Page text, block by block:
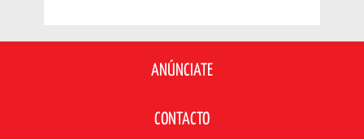
ANÚNCIATE
CONTACTO